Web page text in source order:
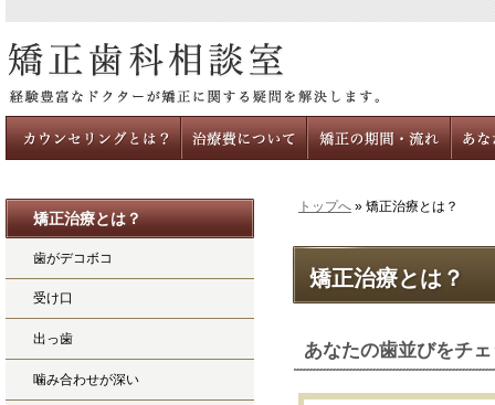
矯正治療とは？
トップへ » 矯正治療とは？
あなたの歯並びをチ
矯正治療とは？
歯がデコボコ
受け口
出っ歯
噛み合わせが深い
カウンセリングとは